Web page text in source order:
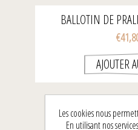
BALLOTIN DE
Les cookies nous
En utilisant nos